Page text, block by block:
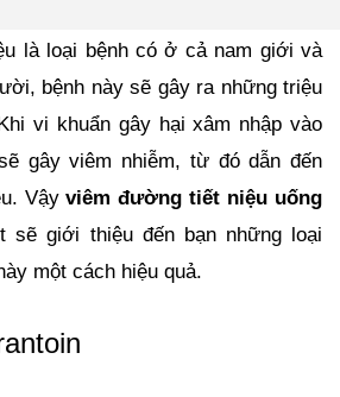
là loại bệnh có ở cả nam giới và
bệnh này sẽ gây ra những triệu
vi khuẩn gây hại xâm nhập vào
gây viêm nhiễm, từ đó dẫn đến
Vậy viêm đường tiết niệu uống
sẽ giới thiệu đến bạn những loại
một cách hiệu quả.